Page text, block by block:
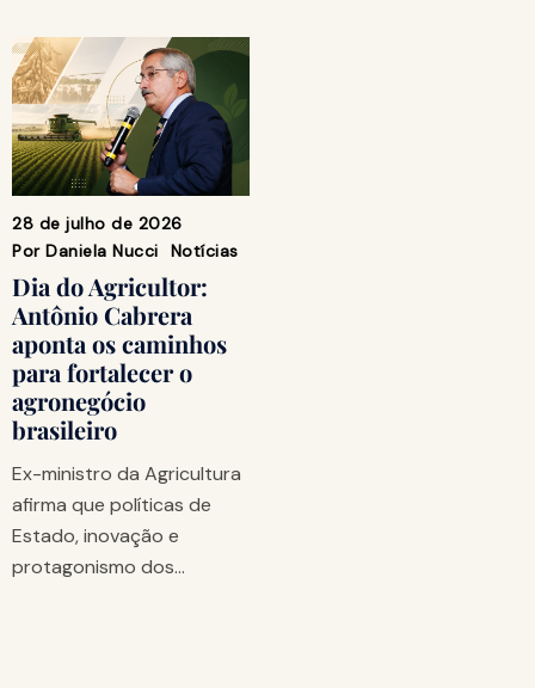
28 de julho de 2026
Por Daniela Nucci Notícias
Dia do Agricultor:
Antônio Cabrera
aponta os caminhos
para fortalecer o
agronegócio
brasileiro
Ex-ministro da Agricultura
afirma que políticas de
Estado, inovação e
protagonismo dos…